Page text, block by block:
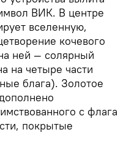
ВИК. В центре
вселенную,
кочевого
ней — солярный
на четыре части
блага). Золотое
с флага
покрытые